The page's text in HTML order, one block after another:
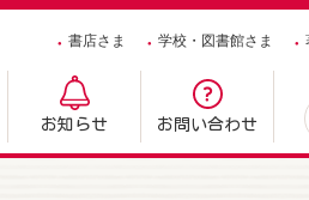
書店さま 学校・図書館さま
お知らせ お問い合わせ